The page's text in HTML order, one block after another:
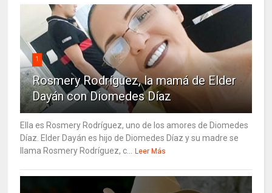
1
Rosmery Rodríguez, la mamá de Elder
Dayán con Diomedes Díaz
Ella es Rosmery Rodríguez, uno de los amores de Diomedes
Díaz. Elder Dayán es hijo de Diomedes Díaz y su madre se
llama Rosmery Rodríguez, c...
Leer Más